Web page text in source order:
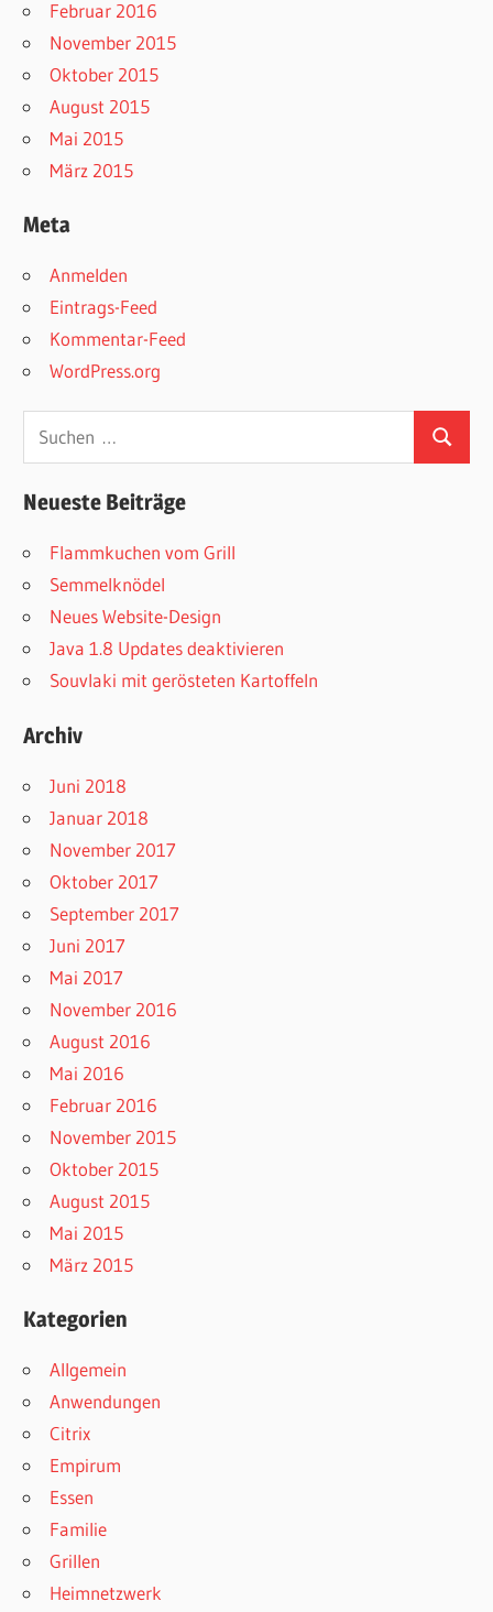
Februar 2016
November 2015
Oktober 2015
August 2015
Mai 2015
März 2015
Meta
Anmelden
Eintrags-Feed
Kommentar-Feed
WordPress.org
Suchen
nach:
Suchen
Neueste Beiträge
Flammkuchen vom Grill
Semmelknödel
Neues Website-Design
Java 1.8 Updates deaktivieren
Souvlaki mit gerösteten Kartoffeln
Archiv
Juni 2018
Januar 2018
November 2017
Oktober 2017
September 2017
Juni 2017
Mai 2017
November 2016
August 2016
Mai 2016
Februar 2016
November 2015
Oktober 2015
August 2015
Mai 2015
März 2015
Kategorien
Allgemein
Anwendungen
Citrix
Empirum
Essen
Familie
Grillen
Heimnetzwerk